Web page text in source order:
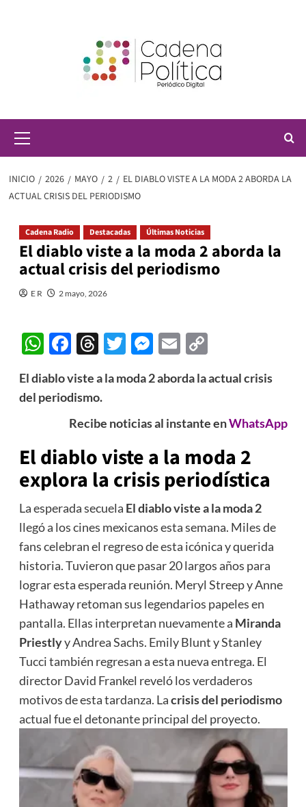
principal
INICIO 2026 MAYO 2
EL DIABLO VISTE A LA MODA 2 ABORDA LA
ACTUAL CRISIS DEL PERIODISMO
Cadena Radio Destacadas Últimas Noticias
El diablo viste a la moda 2 aborda la
actual crisis del periodismo
E R 2 mayo, 2026
WhatsApp
Facebook
Threads
Twitter
Messenger
EmailCopy
El diablo viste a la moda 2 aborda la actual crisis
del periodismo.
Recibe noticias al instante enWhatsApp
El diablo viste a la moda 2
explora la crisis periodística
La esperada secuela El diablo viste a la moda 2
llegó a los cines mexicanos esta semana. Miles de
fans celebran el regreso de esta icónica y querida
historia. Tuvieron que pasar 20 largos años para
lograr esta esperada reunión. Meryl Streep y Anne
Hathaway retoman sus legendarios papeles en
pantalla. Ellas interpretan nuevamente a Miranda
Priestlyy Andrea Sachs. Emily Blunt y Stanley
Tucci también regresan a esta nueva entrega. El
director David Frankel reveló los verdaderos
motivos de esta tardanza. Lacrisis del periodismo
actual fue el detonante principal del proyecto.